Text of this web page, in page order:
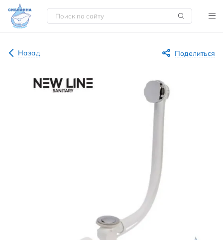
Назад Поделиться